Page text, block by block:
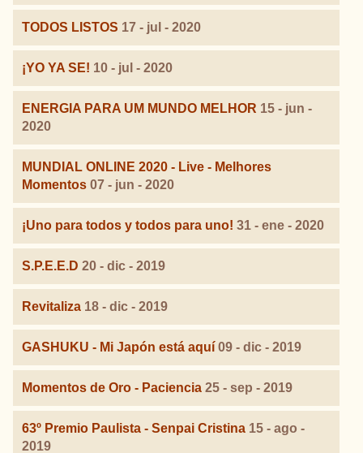
TODOS LISTOS 17 - jul - 2020
¡YO YA SE! 10 - jul - 2020
ENERGIA PARA UM MUNDO MELHOR 15 - jun -
2020
MUNDIAL ONLINE 2020 - Live - Melhores
Momentos 07 - jun - 2020
¡Uno para todos y todos para uno! 31 - ene - 2020
S.P.E.E.D 20 - dic - 2019
Revitaliza 18 - dic - 2019
GASHUKU - Mi Japón está aquí 09 - dic - 2019
Momentos de Oro - Paciencia 25 - sep - 2019
63º Premio Paulista - Senpai Cristina 15 - ago -
2019